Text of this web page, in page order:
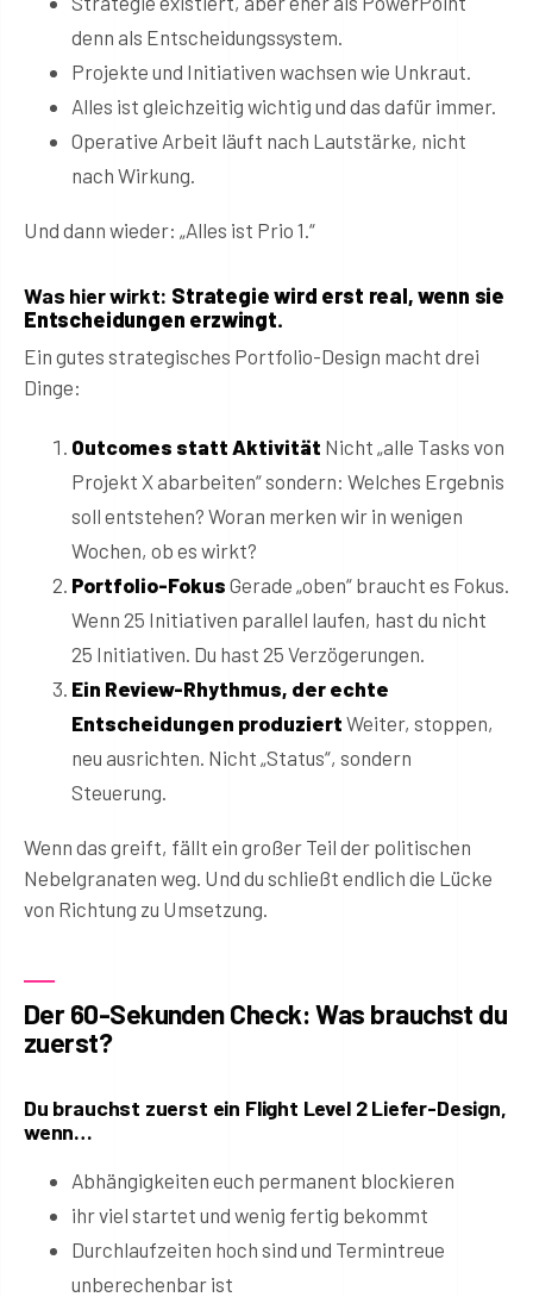
denn als Entscheidungssystem.
Projekte und Initiativen wachsen wie Unkraut.
Alles ist gleichzeitig wichtig und das dafür immer.
Operative Arbeit läuft nach Lautstärke, nicht
nach Wirkung.
Und dann wieder: „Alles ist Prio 1.“
Was hier wirkt: Strategie wird erst real, wenn sie
Entscheidungen erzwingt.
Ein gutes strategisches Portfolio-Design macht drei
Dinge:
Outcomes statt Aktivität Nicht „alle Tasks von
Projekt X abarbeiten“ sondern: Welches Ergebnis
soll entstehen? Woran merken wir in wenigen
Wochen, ob es wirkt?
Portfolio-Fokus Gerade „oben“ braucht es Fokus.
Wenn 25 Initiativen parallel laufen, hast du nicht
25 Initiativen. Du hast 25 Verzögerungen.
Ein Review-Rhythmus, der echte
Entscheidungen produziert Weiter, stoppen,
neu ausrichten. Nicht „Status“, sondern
Steuerung.
Wenn das greift, fällt ein großer Teil der politischen
Nebelgranaten weg. Und du schließt endlich die Lücke
von Richtung zu Umsetzung.
Der 60-Sekunden Check: Was brauchst du
zuerst?
Du brauchst zuerst ein Flight Level 2 Liefer-Design,
wenn…
Abhängigkeiten euch permanent blockieren
ihr viel startet und wenig fertig bekommt
Durchlaufzeiten hoch sind und Termintreue
unberechenbar ist